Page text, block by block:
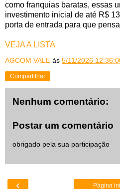
como franquias baratas, essas
investimento inicial de até R$
porta de entrada para que
VEJA A LISTA
AGCOM VALE às 5/11/2026
Compartilhar
Nenhum comentário:
Postar um comentário
obrigado pela sua participação
‹ Página